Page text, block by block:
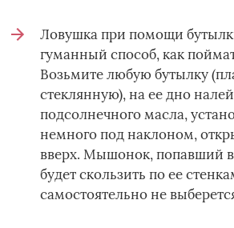
Ловушка при помощи
гуманный способ, как
Возьмите любую бутылку
стеклянную), на ее дно
подсолнечного масла,
немного под наклоном,
вверх. Мышонок, попавший
будет скользить по ее
самостоятельно не